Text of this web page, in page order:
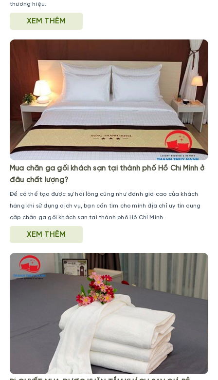
thương hiệu.
XEM THÊM
Mua chăn ga gối khách sạn tại thành phố Hồ Chí Minh ở
đâu chất lượng?
Để có thể tạo được sự hài lòng cũng như đánh giá cao của khách
hàng khi sử dụng dịch vụ, bạn cần tìm cho mình địa chỉ uy tín cung
cấp chăn ga gối khách sạn tại thành phố Hồ Chí Minh.
XEM THÊM